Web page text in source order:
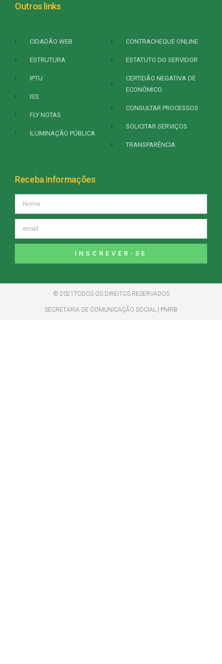
Outros links
CIDADÃO WEB
ESTRUTURA
IPTU
ISS
FLY NOTAS
ILUMINAÇÃO PÚBLICA
CONTRACHEQUE ONLINE
ESTATUTO DO SERVIDOR
CERTIDÃO NEGATIVA DE
ECONÔMICO
CONSULTAR PROCESSOS
SOLICITAR SERVIÇOS
TRANSPARÊNCIA
Receba informações
INSCREVER-SE
© 2021TODOS OS DIREITOS RESERVADOS
SECRETARIA DE COMUNICAÇÃO SOCIAL | PMRB